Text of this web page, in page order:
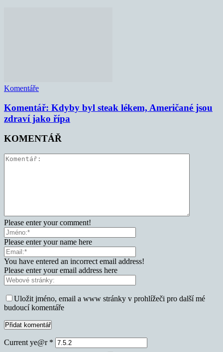
Komentáře
Komentář: Kdyby byl steak lékem, Američané jsou
zdraví jako řípa
KOMENTÁŘ
Please enter your comment!
Please enter your name here
You have entered an incorrect email address!
Please enter your email address here
Uložit jméno, email a www stránky v prohlížeči pro další mé
budoucí komentáře
Current ye@r *